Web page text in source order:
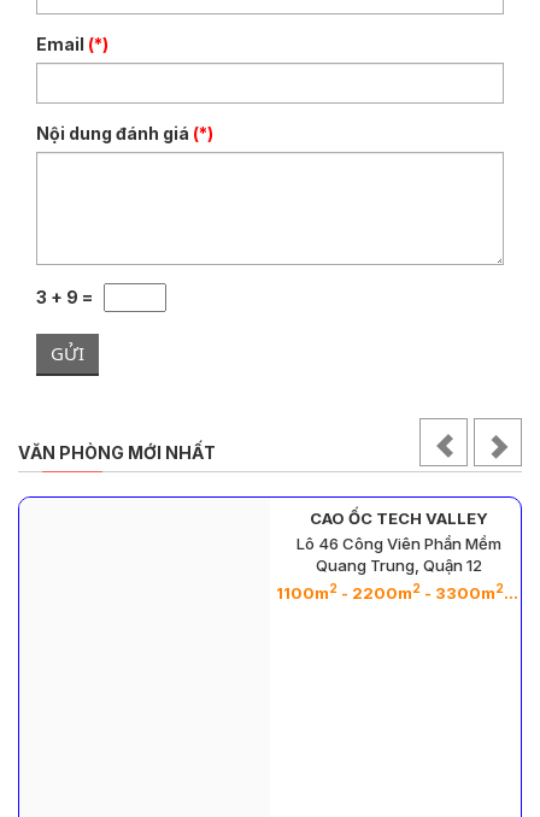
Email (*)
Nội dung đánh giá (*)
3 + 9 =
GỬI
VĂN PHÒNG MỚI NHẤT
CAO ỐC TECH VALLEY
Lô 46 Công Viên Phần Mềm
Quang Trung, Quận 12
1100m2 - 2200m2 - 3300m2-